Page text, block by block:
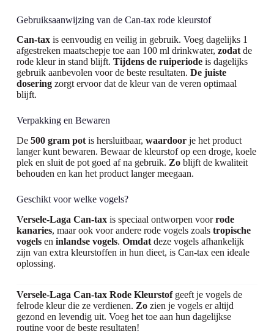
Gebruiksaanwijzing van de Can-tax rode kleurstof
Can-taxis eenvoudig en veilig in gebruik. Voeg dagelijks 1
afgestreken maatschepje toe aan 100 ml drinkwater, zodatde
rode kleur in stand blijft. Tijdens de ruiperiodeis dagelijks
gebruik aanbevolen voor de beste resultaten. De juiste
doseringzorgt ervoor dat de kleur van de veren optimaal
blijft.
Verpakking en Bewaren
De 500 gram potis hersluitbaar, waardoorje het product
langer kunt bewaren. Bewaar de kleurstof op een droge, koele
plek en sluit de pot goed af na gebruik. Zoblijft de kwaliteit
behouden en kan het product langer meegaan.
Geschikt voor welke vogels?
Versele-Laga Can-taxis speciaal ontworpen voorrode
kanaries, maar ook voor andere rode vogels zoals tropische
vogelsen inlandse vogels. Omdatdeze vogels afhankelijk
zijn van extra kleurstoffen in hun dieet, is Can-tax een ideale
oplossing.
Versele-Laga Can-tax Rode Kleurstofgeeft je vogels de
felrode kleur die ze verdienen. Zozien je vogels er altijd
gezond en levendig uit. Voeg het toe aan hun dagelijkse
routine voor de beste resultaten!